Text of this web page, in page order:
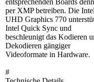
per XMP betreiben. Die Intel
UHD Graphics 770
Intel Quick Sync und
beschleunigt das Kodieren
Dekodieren gängiger
Videoformate in Hardware.
#